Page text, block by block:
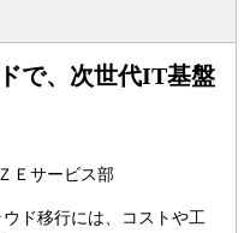
で、次世代IT基盤
Ｅサービス部
ド移行には、コストや工